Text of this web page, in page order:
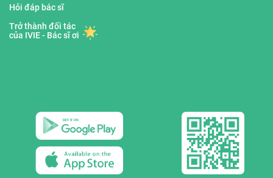
Hỏi đáp bác sĩ
Trở thành đối tác
của IVIE - Bác sĩ ơi